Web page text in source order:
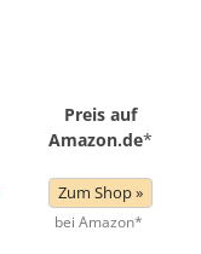
Preis auf
Amazon.de*
Zum Shop »
bei Amazon*